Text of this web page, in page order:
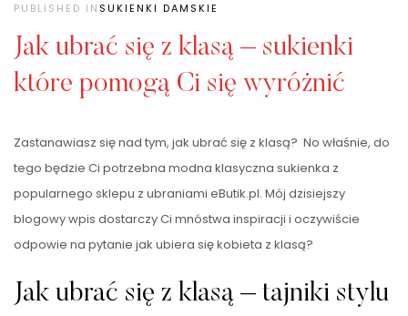
PUBLISHED IN SUKIENKI DAMSKIE
Jak ubrać się z klasą – sukienki
które pomogą Ci się wyróżnić
Zastanawiasz się nad tym, jak ubrać się z klasą? No właśnie, do
tego będzie Ci potrzebna modna klasyczna sukienka z
popularnego sklepu z ubraniami eButik.pl. Mój dzisiejszy
blogowy wpis dostarczy Ci mnóstwa inspiracji i oczywiście
odpowie na pytanie jak ubiera się kobieta z klasą?
Jak ubrać się z klasą – tajniki stylu